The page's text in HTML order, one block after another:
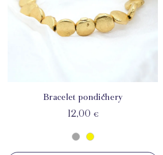
Bracelet pondichery
Prix
12,00 €